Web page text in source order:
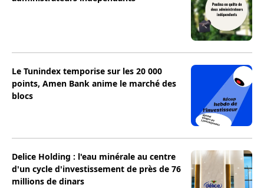
Le Tunindex temporise sur les 20 000
points, Amen Bank anime le marché des
blocs
Delice Holding : l'eau minérale au centre
d'un cycle d'investissement de près de 76
millions de dinars